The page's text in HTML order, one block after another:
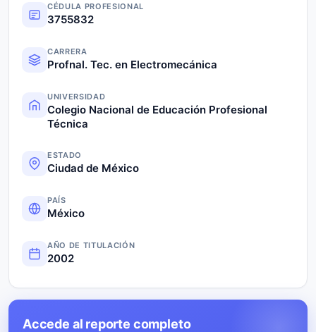
CÉDULA PROFESIONAL
3755832
CARRERA
Profnal. Tec. en Electromecánica
UNIVERSIDAD
Colegio Nacional de Educación Profesional
Técnica
ESTADO
Ciudad de México
PAÍS
México
AÑO DE TITULACIÓN
2002
Accede al reporte completo